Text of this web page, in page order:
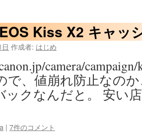
Kiss X2 キャッ
作成者: はじめ
camera/
で、値崩れ防止なの
ックなんだと。 安い
| 7件のコメント